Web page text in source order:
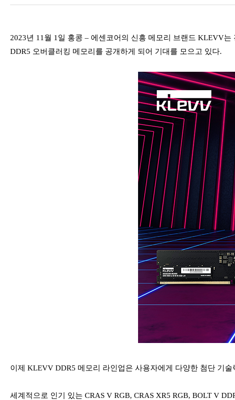
2023년 11월 1일 홍콩 – 에센코어의 신흥 메모리 브랜드 KLEVV
DDR5 오버클러킹 메모리를 공개하게 되어 기대를 모으고 있다.
이제 KLEVV DDR5 메모리 라인업은 사용자에게 다양한 첨단 기
세계적으로 인기 있는 CRAS V RGB, CRAS XR5 RGB, BOLT V